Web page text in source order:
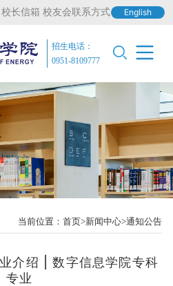
校长信箱 校友会联系方式 English
招生电话：
0951-8109777
当前位置：首页 新闻中心 通知公告
介绍 | 数字信息学院专科
专业